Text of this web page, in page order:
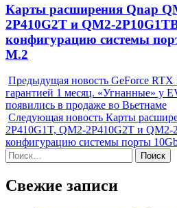
Next
post:
Карты расширения Qnap
2P410G2T и QM2-
конфигурацию системы
M.2
Предыдущая новость GeForce RTX
гарантией 1 месяц. «Угнанные» у
появились в продаже во Вьетнаме
Следующая новость Карты
2P410G1T, QM2-2P410G2T и QM2-
конфигурацию системы порты
Найти:
Свежие записи